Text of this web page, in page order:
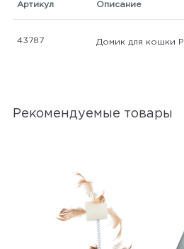
Артикул Описание
43787 Домик для кошки
Рекомендуемые товары